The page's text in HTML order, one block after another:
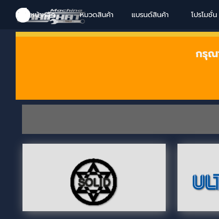
หน้าหลัก หมวดสินค้า ▼
แบรนด์สินค้า ▼
โปรโมชั่น
Skip menu
Skip menu
Skip menu
Skip menu
กรุณ